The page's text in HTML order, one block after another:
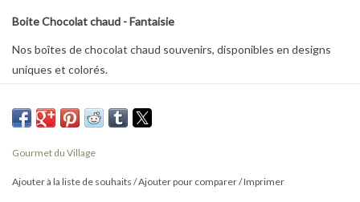
Boite Chocolat chaud - Fantaisie
Nos boîtes de chocolat chaud souvenirs, disponibles en designs
uniques et colorés.
chaud Double Truffe, en quantité suffisante pour préparer 6 à 8
210 g (7.4 oz.)
Gourmet du Village
Ajouter à la liste de souhaits /Ajouter pour comparer/Imprimer